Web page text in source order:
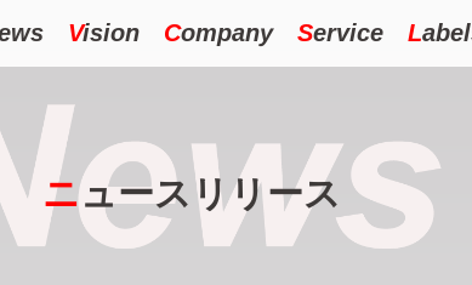
Vision Company Service L
ニュースリリース